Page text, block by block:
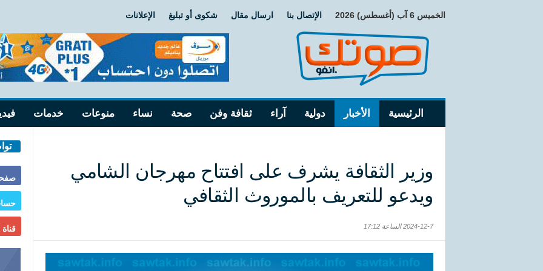
الخميس 6 آب (أغسطس) 2026 الإتصال بنا ارسال مقال شكوى أو تبليغ الإعلانات
الرئيسية الأخبار دولية آراء ثقافة وفن صحة نساء منوعات خدمات
وزير الثقافة يشرف على افتتاح مهرجان الشامي
ويدعو للتعريف بالموروث الثقافي
2024-12-7 الساعة 17:12